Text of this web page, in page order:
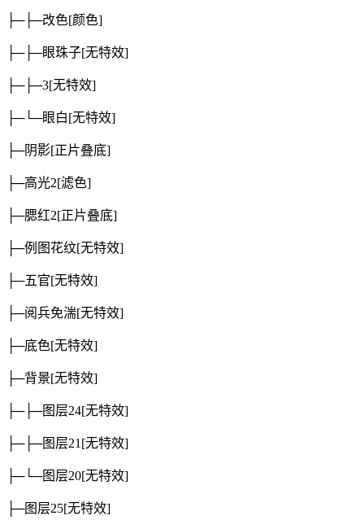
├─├─改色[颜色]
├─├─眼珠子[无特效]
├─├─3[无特效]
├─└─眼白[无特效]
├─阴影[正片叠底]
├─高光2[滤色]
├─腮红2[正片叠底]
├─例图花纹[无特效]
├─五官[无特效]
├─阅兵免湍[无特效]
├─底色[无特效]
├─背景[无特效]
├─├─图层24[无特效]
├─├─图层21 [无特效]
├─└─图层20[无特效]
├─图层25[无特效]